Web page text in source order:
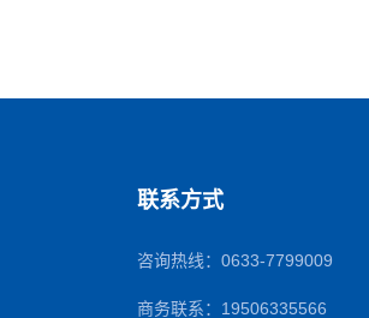
联系方式
咨询热线： 0633-7799009
商务联系： 19506335566